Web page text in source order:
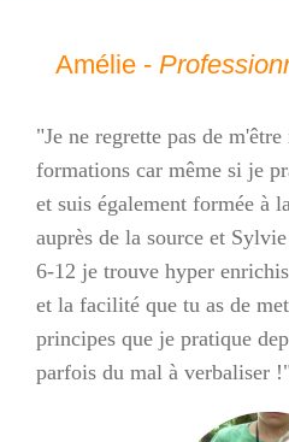
Amélie -
"Je ne regrette pas de
formations car même si je
et suis également formée à
auprès de la source et
6-12 je trouve hyper
et la facilité que tu as de
principes que je pratique
parfois du mal à verbaliser